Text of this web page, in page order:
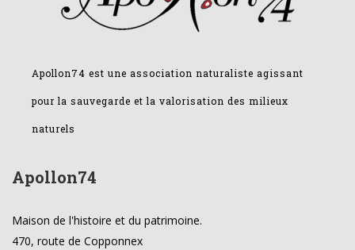
Apollon74 est une association naturaliste agissant
pour la sauvegarde et la valorisation des milieux
naturels
Apollon74
Maison de l'histoire et du patrimoine.
470, route de Copponnex